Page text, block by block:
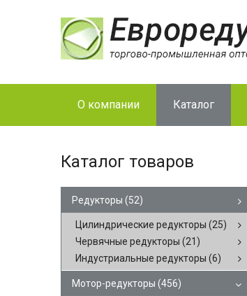
О компании Каталог
Каталог товаров
Редукторы (52)
Цилиндрические редукторы (25)
Червячные редукторы (21)
Индустриальные редукторы (6)
Мотор-редукторы (456)